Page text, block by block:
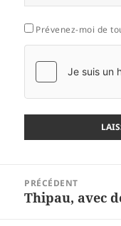
Prévenez-moi de
l’article
PRÉCÉDENT
Article
Thipau, avec